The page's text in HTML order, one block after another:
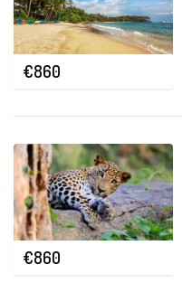
€860
€860